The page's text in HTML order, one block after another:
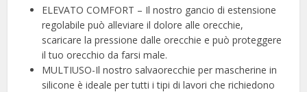
ELEVATO COMFORT – Il nostro gancio di estensione
regolabile può alleviare il dolore alle orecchie,
scaricare la pressione dalle orecchie e può proteggere
il tuo orecchio da farsi male.
MULTIUSO-Il nostro salvaorecchie per mascherine in
silicone è ideale per tutti i tipi di lavori che richiedono